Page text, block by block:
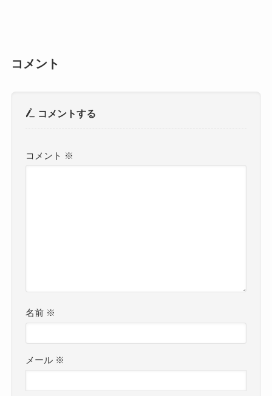
コメント
コメントする
コメント ※
名前 ※
メール ※